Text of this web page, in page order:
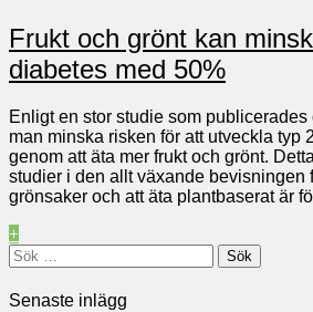
Frukt och grönt kan
diabetes med 50%
Enligt en stor studie som
man minska risken för att utveckla typ
genom att äta mer frukt och grönt.
studier i den allt växande bevisningen
grönsaker och att äta plantbaserat är
+
Sök
efter:
Senaste inlägg